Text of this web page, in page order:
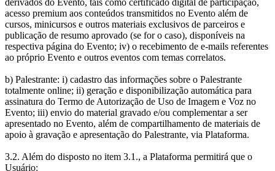
acesso premium aos conteúdos transmitidos no Evento além de
cursos, minicursos e outros materiais exclusivos de parceiros e
publicação de resumo aprovado (se for o caso), disponíveis na
respectiva página do Evento; iv) o recebimento de e-mails referentes
ao próprio Evento e outros eventos com temas correlatos.
b) Palestrante: i) cadastro das informações sobre o Palestrante
totalmente online; ii) geração e disponibilização automática para
assinatura do Termo de Autorização de Uso de Imagem e Voz no
Evento; iii) envio do material gravado e/ou complementar a ser
apresentado no Evento, além de compartilhamento de materiais de
apoio à gravação e apresentação do Palestrante, via Plataforma.
3.2. Além do disposto no item 3.1., a Plataforma permitirá que o
Usuário: